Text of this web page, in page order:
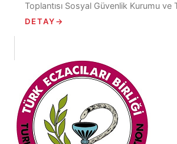
Toplantısı Sosyal Güvenlik Kurumu ve
Birliği arasında, Sosyal Güvenlik
DETAY→